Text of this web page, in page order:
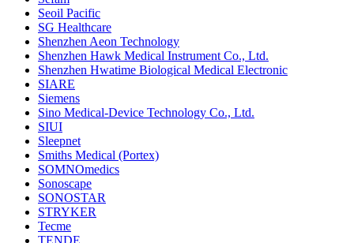
Seoil Pacific
SG Healthcare
Shenzhen Aeon Technology
Shenzhen Hawk Medical Instrument Co., Ltd.
Shenzhen Hwatime Biological Medical Electronic
SIARE
Siemens
Sino Medical-Device Technology Co., Ltd.
SIUI
Sleepnet
Smiths Medical (Portex)
SOMNOmedics
Sonoscape
SONOSTAR
STRYKER
Tecme
TENDE